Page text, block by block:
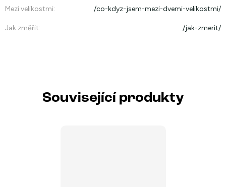
Mezi velikostmi: /co-kdyz-jsem-mezi-dvemi-velikostmi/
Jak změřit: /jak-zmerit/
Související produkty